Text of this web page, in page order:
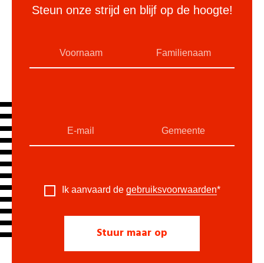
Steun onze strijd en blijf op de hoogte!
Ik aanvaard de gebruiksvoorwaarden*